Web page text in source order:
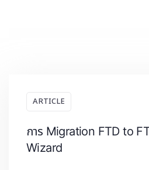
ARTICLE
การ Migration FTD to
Wizard